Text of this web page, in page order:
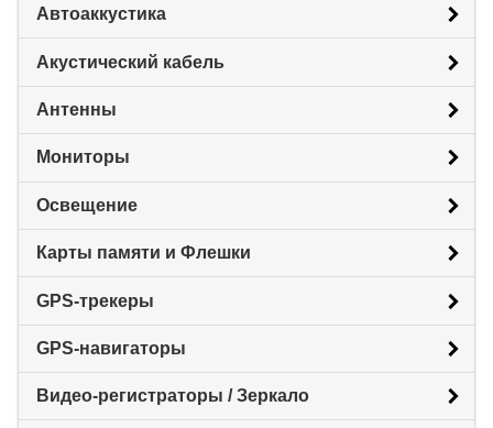
Автоаккустика
Акустический кабель
Антенны
Мониторы
Освещение
Карты памяти и Флешки
GPS-трекеры
GPS-навигаторы
Видео-регистраторы / Зеркало